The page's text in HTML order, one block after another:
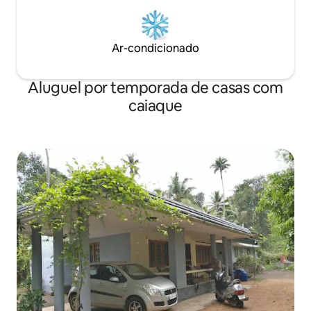
Ar-condicionado
Aluguel por temporada de casas com
caiaque